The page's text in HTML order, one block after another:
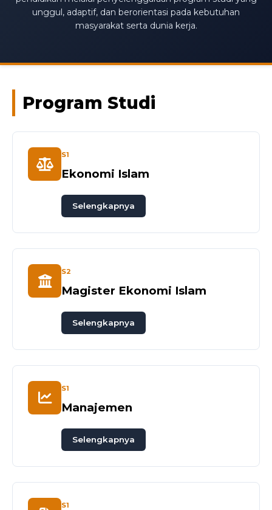
unggul, adaptif, dan berorientasi pada kebutuhan
masyarakat serta dunia kerja.
Program Studi
S1
Ekonomi Islam
Selengkapnya
S2
Magister Ekonomi Islam
Selengkapnya
S1
Manajemen
Selengkapnya
S1